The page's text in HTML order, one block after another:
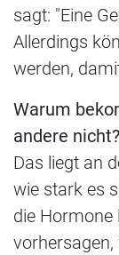
sagt: "Eine
Allerdings
werden,
Warum
andere nicht?
Das liegt an
wie stark es
die